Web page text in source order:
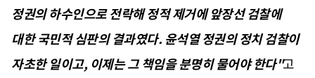
정권의 하수인으로 전락해 정적 제거에 앞장선 검찰에
대한 국민적 심판의 결과였다. 윤석열 정권의 정치 검찰이
자초한 일이고, 이제는 그 책임을 분명히 물어야 한다"고